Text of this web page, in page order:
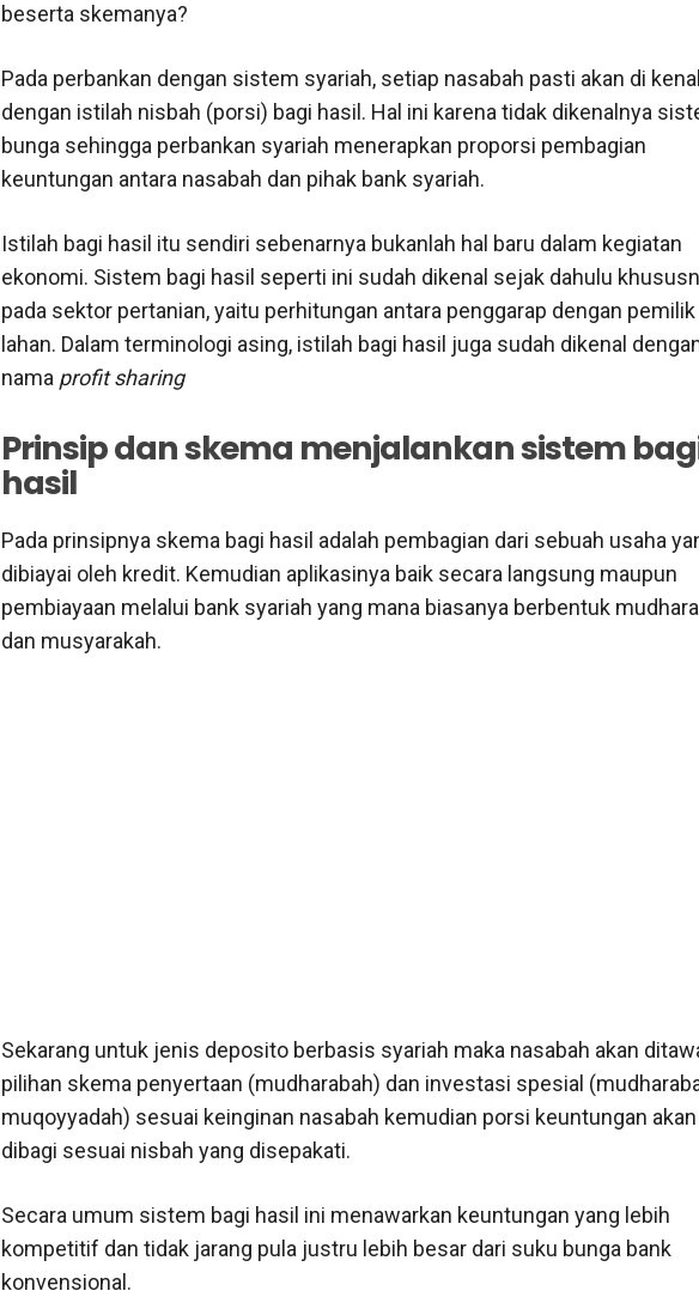
beserta skemanya?
Pada perbankan dengan sistem syariah, setiap nasabah pasti akan di
dengan istilah nisbah (porsi) bagi hasil. Hal ini karena tidak dikenalnya
bunga sehingga perbankan syariah menerapkan proporsi pembagian
keuntungan antara nasabah dan pihak bank syariah.
Istilah bagi hasil itu sendiri sebenarnya bukanlah hal baru dalam kegiatan
ekonomi. Sistem bagi hasil seperti ini sudah dikenal sejak dahulu
pada sektor pertanian, yaitu perhitungan antara penggarap dengan pemilik
lahan. Dalam terminologi asing, istilah bagi hasil juga sudah dikenal
nama profit sharing
Prinsip dan skema menjalankan sistem
hasil
Pada prinsipnya skema bagi hasil adalah pembagian dari sebuah usaha
dibiayai oleh kredit. Kemudian aplikasinya baik secara langsung maupun
pembiayaan melalui bank syariah yang mana biasanya berbentuk
dan musyarakah.
Sekarang untuk jenis deposito berbasis syariah maka nasabah akan
pilihan skema penyertaan (mudharabah) dan investasi spesial
muqoyyadah) sesuai keinginan nasabah kemudian porsi keuntungan akan
dibagi sesuai nisbah yang disepakati.
Secara umum sistem bagi hasil ini menawarkan keuntungan yang lebih
kompetitif dan tidak jarang pula justru lebih besar dari suku bunga bank
konvensional.